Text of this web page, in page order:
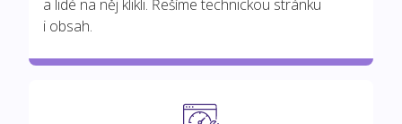
a lidé na něj klikli. Řešíme technickou stránku
i obsah.